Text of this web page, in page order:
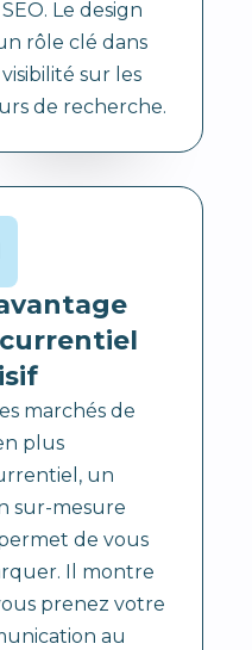
Le design
rôle clé dans
sur les
de recherche.
marchés de
plus
un
sur-mesure
de vous
Il montre
prenez votre
au